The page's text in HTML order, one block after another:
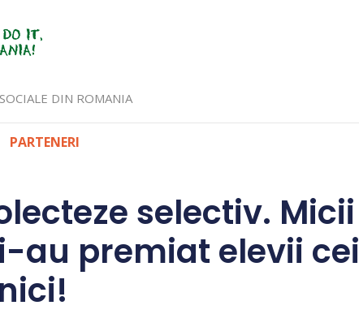
DIN ROMANIA
PARTENERI
selectiv. Micii
au premiat elevii cei